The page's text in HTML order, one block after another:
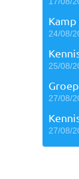
24/08/
25/08/
27/08/
27/08/